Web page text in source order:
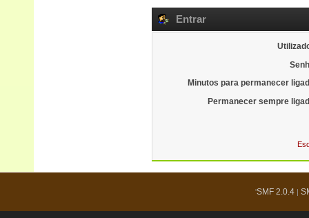
Entrar
Minutos para permanecer
Permanecer sempre
'SMF 2.0.4